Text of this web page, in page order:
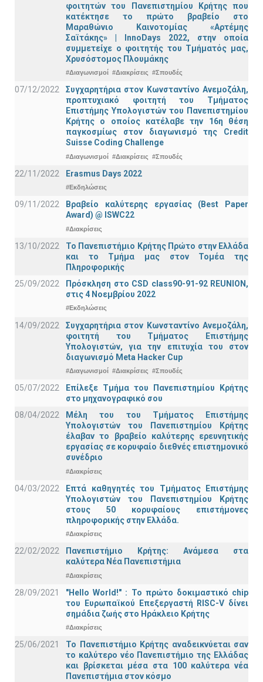
φοιτητών του Πανεπιστημίου Κρήτης που
κατέκτησε το πρώτο βραβείο στο
Μαραθώνιο Καινοτομίας «Αρτέμης
Σαϊτάκης» | InnoDays 2022, στην οποία
συμμετείχε ο φοιτητής του Τμήματός μας,
Χρυσόστομος Πλουμάκης
#Διαγωνισμοί #Διακρίσεις #Σπουδές
07/12/2022
Συγχαρητήρια στον Κωνσταντίνο Ανεμοζάλη,
προπτυχιακό φοιτητή του Τμήματος
Επιστήμης Υπολογιστών του Πανεπιστημίου
Κρήτης ο οποίος κατέλαβε την 16η θέση
παγκοσμίως στον διαγωνισμό της Credit
Suisse Coding Challenge
#Διαγωνισμοί #Διακρίσεις #Σπουδές
22/11/2022 Erasmus Days 2022
#Εκδηλώσεις
09/11/2022
Βραβείο καλύτερης εργασίας (Best Paper
Award) @ ISWC22
#Διακρίσεις
13/10/2022
Το Πανεπιστήμιο Κρήτης Πρώτο στην Ελλάδα
και το Τμήμα μας στον Τομέα της
Πληροφορικής
25/09/2022
Πρόσκληση στο CSD class90-91-92 REUNION,
στις 4 Νοεμβρίου 2022
#Εκδηλώσεις
14/09/2022
Συγχαρητήρια στον Κωνσταντίνο Ανεμοζάλη,
φοιτητή του Τμήματος Επιστήμης
Υπολογιστών, για την επιτυχία του στον
διαγωνισμό Meta Hacker Cup
#Διαγωνισμοί #Διακρίσεις #Σπουδές
05/07/2022
Επίλεξε Τμήμα του Πανεπιστημίου Κρήτης
στο μηχανογραφικό σου
08/04/2022
Μέλη του του Τμήματος Επιστήμης
Υπολογιστών του Πανεπιστημίου Κρήτης
έλαβαν το βραβείο καλύτερης ερευνητικής
εργασίας σε κορυφαίο διεθνές επιστημονικό
συνέδριο
#Διακρίσεις
04/03/2022
Επτά καθηγητές του Τμήματος Επιστήμης
Υπολογιστών του Πανεπιστημίου Κρήτης
στους 50 κορυφαίους επιστήμονες
πληροφορικής στην Ελλάδα.
#Διακρίσεις
22/02/2022
Πανεπιστήμιο Κρήτης: Ανάμεσα στα
καλύτερα Νέα Πανεπιστήμια
#Διακρίσεις
28/09/2021
"Hello World!" : Το πρώτο δοκιμαστικό chip
του Ευρωπαϊκού Επεξεργαστή RISC-V δίνει
σημάδια ζωής στο Ηράκλειο Κρήτης
#Διακρίσεις
25/06/2021
Το Πανεπιστήμιο Κρήτης αναδεικνύεται σαν
το καλύτερο νέο Πανεπιστήμιο της Ελλάδας
και βρίσκεται μέσα στα 100 καλύτερα νέα
Πανεπιστήμια στον κόσμο